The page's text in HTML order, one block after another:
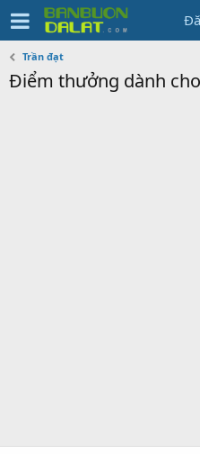
Trần đạt
Điểm thưởng dành